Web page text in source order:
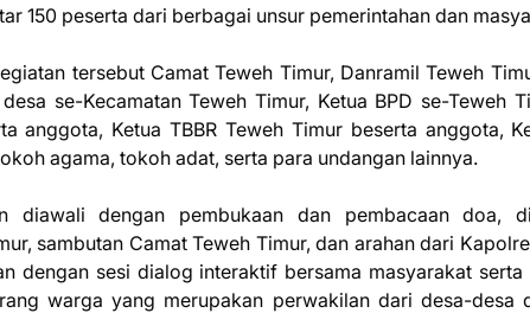
150 peserta dari berbagai unsur pemerintahan dan
tersebut Camat Teweh Timur, Danramil Teweh
se-Kecamatan Teweh Timur, Ketua BPD se-Teweh
anggota, Ketua TBBR Teweh Timur beserta anggota,
agama, tokoh adat, serta para undangan lainnya.
diawali dengan pembukaan dan pembacaan doa,
sambutan Camat Teweh Timur, dan arahan dari
dengan sesi dialog interaktif bersama masyarakat serta
warga yang merupakan perwakilan dari desa-desa